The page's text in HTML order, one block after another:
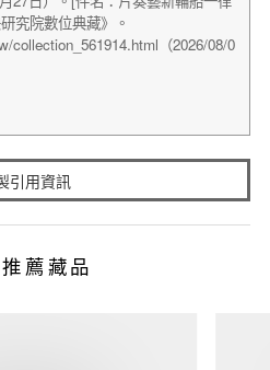
引用資訊
薦藏品